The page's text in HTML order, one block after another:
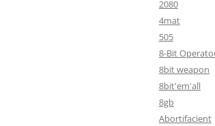
2080
4mat
505
8-Bit
8bit weapon
8bit'em'all
8gb
Abortifacient